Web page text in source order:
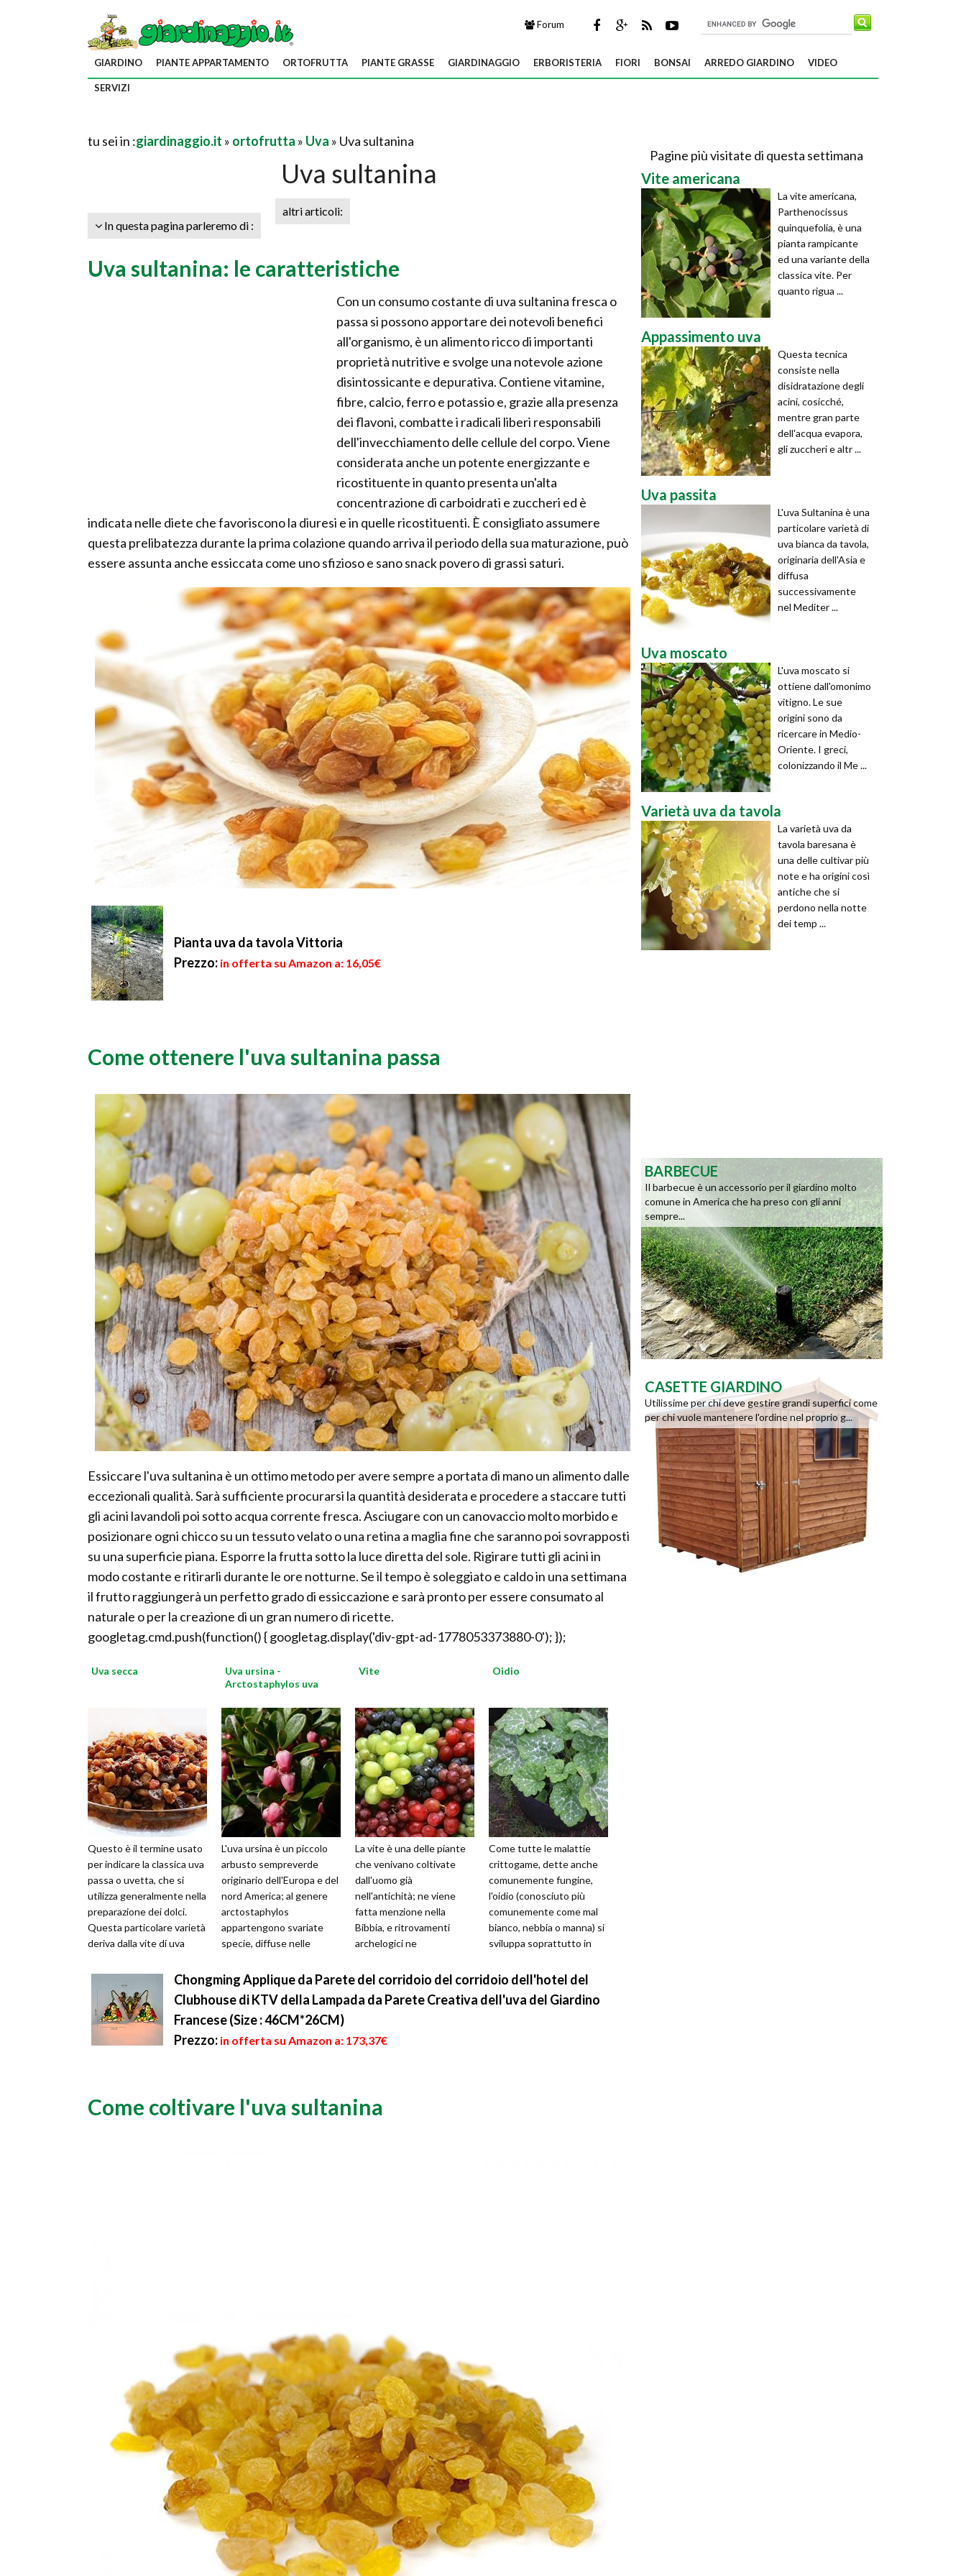
Forum
GIARDINO PIANTE APPARTAMENTO ORTOFRUTTA PIANTE GRASSE GIARDINAGGIO ERBORISTERIA FIORI BONSAI ARREDO GIARDINO VIDEO
SERVIZI
tu sei in :giardinaggio.it » ortofrutta » Uva » Uva sultanina
Uva sultanina
In questa pagina parleremo di :
altri articoli:
Uva sultanina: le caratteristiche
Con un consumo costante di uva sultanina fresca o
passa si possono apportare dei notevoli benefici
all'organismo, è un alimento ricco di importanti
proprietà nutritive e svolge una notevole azione
disintossicante e depurativa. Contiene vitamine,
fibre, calcio, ferro e potassio e, grazie alla presenza
dei flavoni, combatte i radicali liberi responsabili
dell'invecchiamento delle cellule del corpo. Viene
considerata anche un potente energizzante e
ricostituente in quanto presenta un'alta
concentrazione di carboidrati e zuccheri ed è
indicata nelle diete che favoriscono la diuresi e in quelle ricostituenti. È consigliato assumere
questa prelibatezza durante la prima colazione quando arriva il periodo della sua maturazione, può
essere assunta anche essiccata come uno sfizioso e sano snack povero di grassi saturi.
Pianta uva da tavola Vittoria
Prezzo: in offerta su Amazon a: 16,05€
Come ottenere l'uva sultanina passa
Essiccare l'uva sultanina è un ottimo metodo per avere sempre a portata di mano un alimento dalle
eccezionali qualità. Sarà sufficiente procurarsi la quantità desiderata e procedere a staccare tutti
gli acini lavandoli poi sotto acqua corrente fresca. Asciugare con un canovaccio molto morbido e
posizionare ogni chicco su un tessuto velato o una retina a maglia fine che saranno poi sovrapposti
su una superficie piana. Esporre la frutta sotto la luce diretta del sole. Rigirare tutti gli acini in
modo costante e ritirarli durante le ore notturne. Se il tempo è soleggiato e caldo in una settimana
il frutto raggiungerà un perfetto grado di essiccazione e sarà pronto per essere consumato al
naturale o per la creazione di un gran numero di ricette.
googletag.cmd.push(function() { googletag.display('div-gpt-ad-1778053373880-0'); });
Uva secca
Questo è il termine usato
per indicare la classica uva
passa o uvetta, che si
utilizza generalmente nella
preparazione dei dolci.
Questa particolare varietà
deriva dalla vite di uva
Uva ursina -
Arctostaphylos uva
L'uva ursina è un piccolo
arbusto sempreverde
originario dell'Europa e del
nord America; al genere
arctostaphylos
appartengono svariate
specie, diffuse nelle
dell'emisfero boreale, s...
Vite
La vite è una delle piante
che venivano coltivate
dall'uomo già
nell'antichità; ne viene
fatta menzione nella
Bibbia, e ritrovamenti
archelogici ne
coltivazione già dal
Oidio
Come tutte le malattie
crittogame, dette anche
comunemente fungine,
l'oidio (conosciuto più
comunemente come mal
bianco, nebbia o manna) si
sviluppa soprattutto in
climatiche um...
Chongming Applique da Parete del corridoio del corridoio dell'hotel del
Clubhouse di KTV della Lampada da Parete Creativa dell'uva del Giardino
Francese (Size : 46CM*26CM)
Prezzo: in offerta su Amazon a: 173,37€
Come coltivare l'uva sultanina
Pagine più visitate di questa settimana
Vite americana
La vite americana,
Parthenocissus
quinquefolia, è una
pianta rampicante
ed una variante della
classica vite. Per
quanto rigua ...
Appassimento uva
Questa tecnica
consiste nella
disidratazione degli
acini, cosicché,
mentre gran parte
dell'acqua evapora,
gli zuccheri e altr ...
Uva passita
L'uva Sultanina è una
particolare varietà di
uva bianca da tavola,
originaria dell'Asia e
diffusa
successivamente
nel Mediter ...
Uva moscato
L'uva moscato si
ottiene dall'omonimo
vitigno. Le sue
origini sono da
ricercare in Medio-
Oriente. I greci,
colonizzando il Me ...
Varietà uva da tavola
La varietà uva da
tavola baresana è
una delle cultivar più
note e ha origini così
antiche che si
perdono nella notte
dei temp ...
BARBECUE
Il barbecue è un accessorio per il giardino molto
comune in America che ha preso con gli anni
sempre...
CASETTE GIARDINO
Utilissime per chi deve gestire grandi superfici come
per chi vuole mantenere l'ordine nel proprio g...